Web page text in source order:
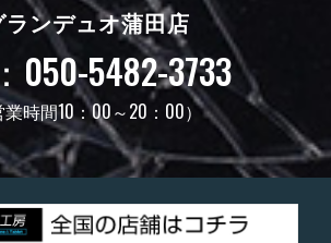
ランデュオ蒲田店
050-5482-3733
業時間10：00～20：00）